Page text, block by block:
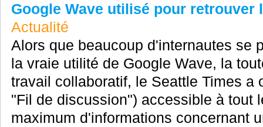
Google Wave utilisé pour
Actualité
Alors que beaucoup d'internautes se
la vraie utilité de Google Wave, la
travail collaboratif, le Seattle Times a
"Fil de discussion") accessible à tout
maximum d'informations concernant